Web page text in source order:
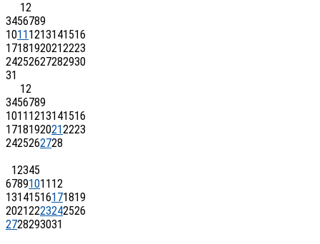
12
3456789
1011 1213141516
17181920212223
24252627282930
31
12
3456789
1011 1213141516
17181920212223
2425262728
12345
67891011 12
13141516171819
20212223242526
2728293031